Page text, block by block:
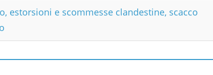
estorsioni e scommesse clandestine, scacco